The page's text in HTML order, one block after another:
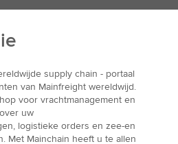
supply chain - portaal
van Mainfreight wereldwijd.
voor vrachtmanagement en
uw
logistieke orders en zee-en
Met Mainchain heeft u te allen